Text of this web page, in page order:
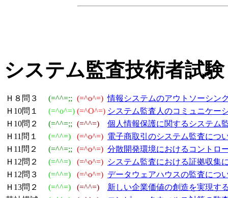
システム監査技術者試験
Ｈ８問３ (=^^=;; (=^o^=) 情報システムのアウトソーシン
Ｈ10問１
(=^o^=) (=^O^=) システム監査人のコミュニケー
Ｈ10問２
(=^^=;; (=^^=)
個人情報保護に関するシステム
Ｈ11問１
(=^^=) (=^o^=) 電子商取引のシステム監査につ
Ｈ11問２
(=^^=;; (=^o^=) 分散開発環境におけるコントロ
Ｈ12問２
(=^^=) (=^o^=) システム監査における証拠収集
Ｈ12問３
(=^^=) (=^o^=) データウェアハウスの監査につ
Ｈ13問２
(=^^=) (=^^=)
新しい企業価値の創造を実現す